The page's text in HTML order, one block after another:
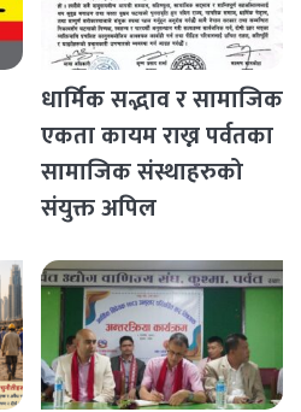
धार्मिक सद्भाव र सामाजिक
एकता कायम राख्न पर्वतका
सामाजिक संस्थाहरुको
संयुक्त अपिल